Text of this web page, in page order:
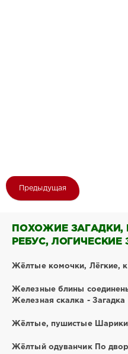
Предыдущая
ПОХОЖИЕ
РЕБУС, ЛОГИЧЕСКИЕ
Жёлтые комочки, Лёгкие,
Железные блины
Железная скалка - Загадка
Жёлтые, пушистые Шарики
Жёлтый одуванчик По